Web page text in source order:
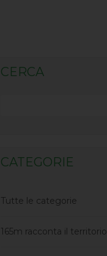
CERCA
CATEGORIE
Tutte le categorie
165m racconta il territorio